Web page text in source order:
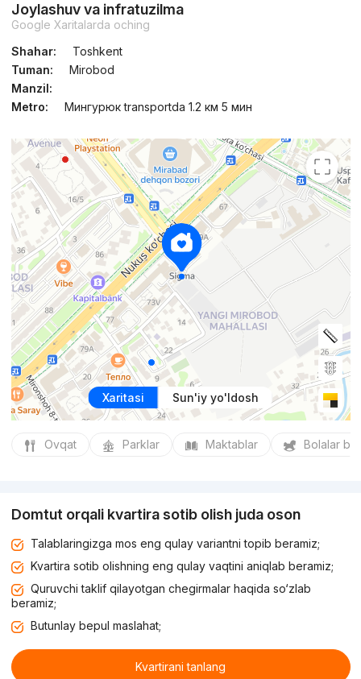
Joylashuv va infratuzilma
Google Xaritalarda oching
Shahar:
Toshkent
Tuman:
Mirobod
Manzil:
Metro:
Мингурюк transportda 1.2 км 5 мин
Xaritasi Sun'iy yo'ldosh
Ovqat Parklar Maktablar Bolalar
Domtut orqali kvartira sotib olish juda oson
Talablaringizga mos eng qulay variantni topib beramiz;
Kvartira sotib olishning eng qulay vaqtini aniqlab beramiz;
Quruvchi taklif qilayotgan chegirmalar haqida so‘zlab
beramiz;
Butunlay bepul maslahat;
Kvartirani tanlang